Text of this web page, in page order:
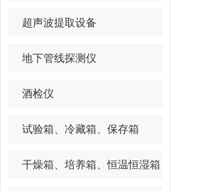
超声波提取设备
地下管线探测仪
酒检仪
试验箱、冷藏箱、保存箱
干燥箱、培养箱、恒温恒湿箱